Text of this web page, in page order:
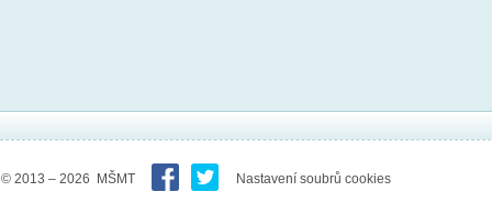
© 2013 – 2026 MŠMT Nastavení soubrů cookies